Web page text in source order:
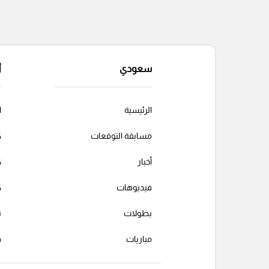
سعودي
الرئيسية
مسابقة التوقعات
أخبار
فيديوهات
بطولات
مباريات